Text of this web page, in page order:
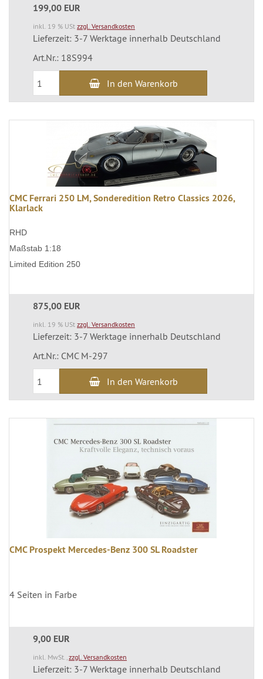
199,00 EUR
inkl. 19 % USt zzgl. Versandkosten
Lieferzeit: 3-7 Werktage innerhalb Deutschland
Art.Nr.: 18S994
In den Warenkorb
CMC Ferrari 250 LM, Sonderedition Retro Classics 2026,
Klarlack
RHD
Maßstab 1:18
Limited Edition 250
875,00 EUR
inkl. 19 % USt zzgl. Versandkosten
Lieferzeit: 3-7 Werktage innerhalb Deutschland
Art.Nr.: CMC M-297
In den Warenkorb
CMC Prospekt Mercedes-Benz 300 SL Roadster
4 Seiten in Farbe
9,00 EUR
inkl. MwSt.,zzgl. Versandkosten
Lieferzeit: 3-7 Werktage innerhalb Deutschland